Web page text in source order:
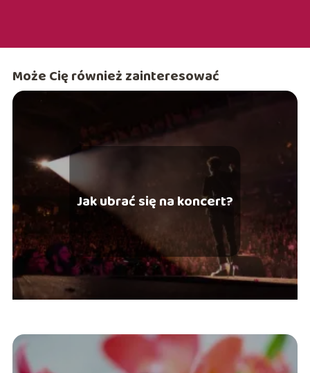
Może Cię również zainteresować
Jak ubrać się na koncert?